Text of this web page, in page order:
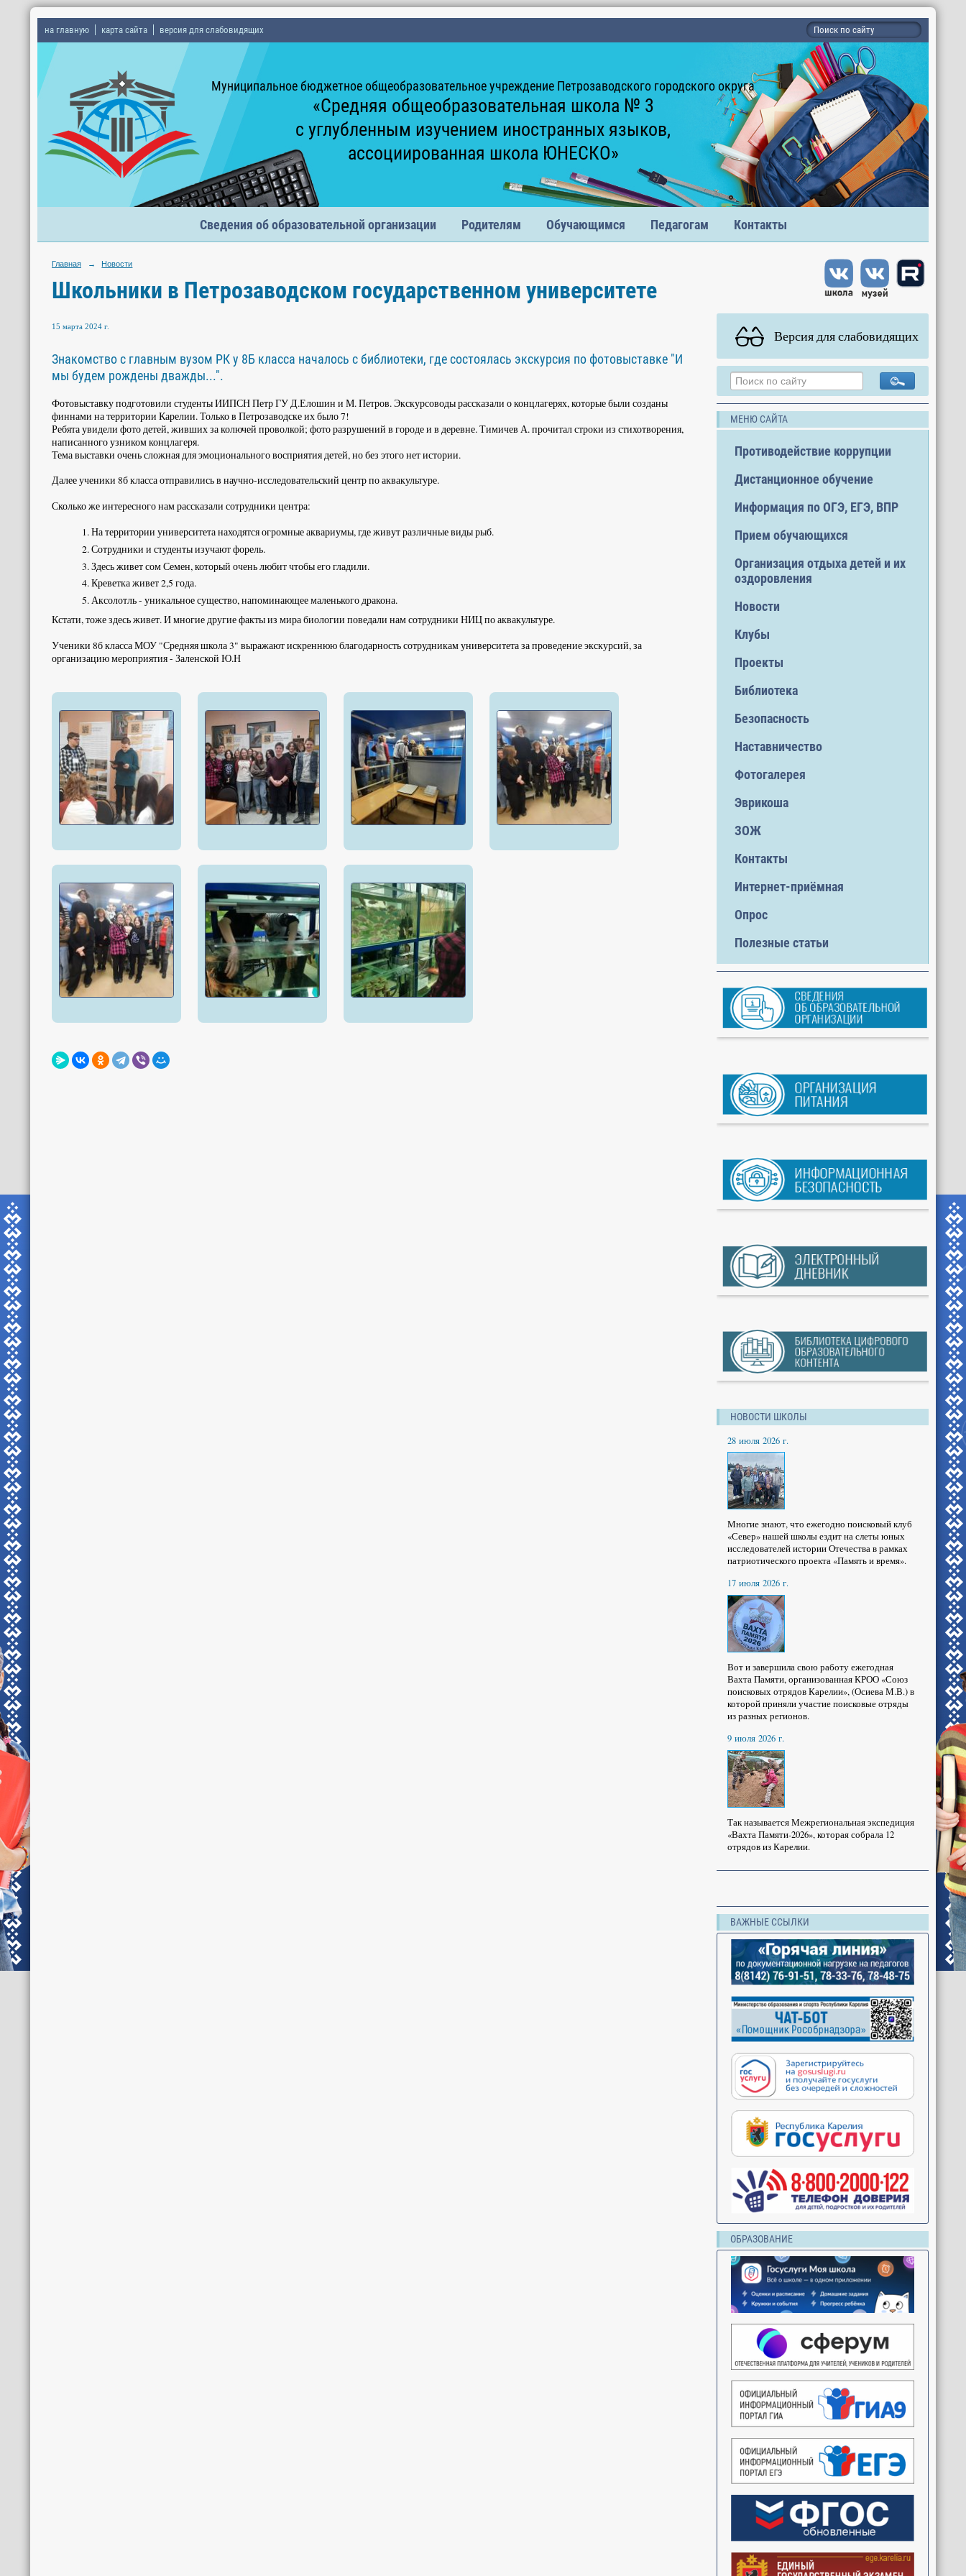
на главную карта сайта версия для слабовидящих
Муниципальное бюджетное общеобразовательное учреждение Петрозаводского городского округа
«Средняя общеобразовательная школа № 3
с углубленным изучением иностранных языков,
ассоциированная школа ЮНЕСКО»
Сведения об образовательной организации Родителям Обучающимся Педагогам Контакты
Главная → Новости
Школьники в Петрозаводском государственном университете
15 марта 2024 г.
Знакомство с главным вузом РК у 8Б класса началось с библиотеки, где состоялась экскурсия по фотовыставке "И
мы будем рождены дважды...".
Фотовыставку подготовили студенты ИИПСН Петр ГУ Д.Елошин и М. Петров. Экскурсоводы рассказали о концлагерях, которые были созданы
финнами на территории Карелии. Только в Петрозаводске их было 7!
Ребята увидели фото детей, живших за колючей проволкой; фото разрушений в городе и в деревне. Тимичев А. прочитал строки из стихотворения,
написанного узником концлагеря.
Тема выставки очень сложная для эмоционального восприятия детей, но без этого нет истории.
Далее ученики 8б класса отправились в научно-исследовательский центр по аквакультуре.
Сколько же интересного нам рассказали сотрудники центра:
На территории университета находятся огромные аквариумы, где живут различные виды рыб.
Сотрудники и студенты изучают форель.
Здесь живет сом Семен, который очень любит чтобы его гладили.
Креветка живет 2,5 года.
Аксолотль - уникальное существо, напоминающее маленького дракона.
Кстати, тоже здесь живет. И многие другие факты из мира биологии поведали нам сотрудники НИЦ по аквакультуре.
Ученики 8б класса МОУ "Средняя школа 3" выражают искреннюю благодарность сотрудникам университета за проведение экскурсий, за
организацию мероприятия - Заленской Ю.Н
Версия для слабовидящих
МЕНЮ САЙТА
Противодействие коррупции
Дистанционное обучение
Информация по ОГЭ, ЕГЭ, ВПР
Прием обучающихся
Организация отдыха детей и их
оздоровления
Новости
Клубы
Проекты
Библиотека
Безопасность
Наставничество
Фотогалерея
Эврикоша
ЗОЖ
Контакты
Интернет-приёмная
Опрос
Полезные статьи
НОВОСТИ ШКОЛЫ
28 июля 2026 г.
Многие знают, что ежегодно поисковый клуб
«Север» нашей школы ездит на слеты юных
исследователей истории Отечества в рамках
патриотического проекта «Память и время».
17 июля 2026 г.
Вот и завершила свою работу ежегодная
Вахта Памяти, организованная КРОО «Союз
поисковых отрядов Карелии», (Осиева М.В.) в
которой приняли участие поисковые отряды
из разных регионов.
9 июля 2026 г.
Так называется Межрегиональная экспедиция
«Вахта Памяти-2026», которая собрала 12
отрядов из Карелии.
ВАЖНЫЕ ССЫЛКИ
ОБРАЗОВАНИЕ